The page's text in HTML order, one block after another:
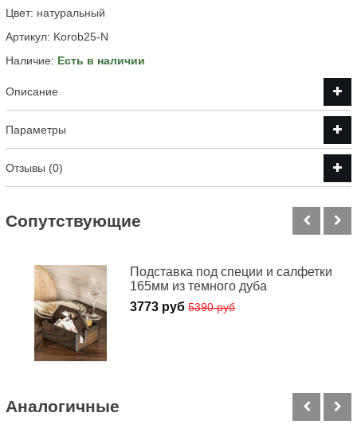
Цвет: натуральный
Артикул: Korob25-N
Наличие: Есть в наличии
Описание
Параметры
Отзывы (0)
Cопутствующие
Подставка под специи и салфетки
165мм из темного дуба
3773 руб5390 руб
Аналогичные